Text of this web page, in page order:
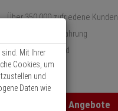
Über 350.000 zufriedene Kunden
Über 15 Jahre Erfahrung
Schneller Versand
Angebote
Mit Ihrer
Cookies, um
und
Daten wie